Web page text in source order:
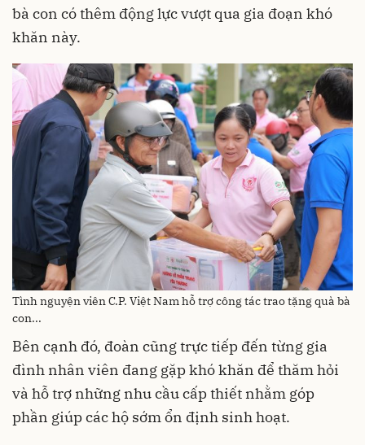
bà con có thêm động lực vượt qua gia đoạn khó
khăn này.
Tình nguyện viên C.P. Việt Nam hỗ trợ công tác trao tặng quà bà
con...
Bên cạnh đó, đoàn cũng trực tiếp đến từng gia
đình nhân viên đang gặp khó khăn để thăm hỏi
và hỗ trợ những nhu cầu cấp thiết nhằm góp
phần giúp các hộ sớm ổn định sinh hoạt.